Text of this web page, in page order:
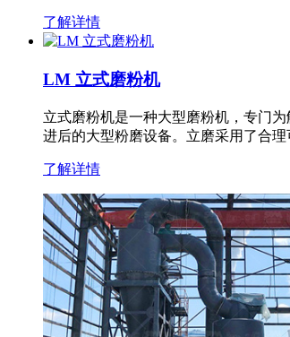
了解详情
LM 立式磨粉机
立式磨粉机是一种大型磨粉机，专门
进后的大型粉磨设备。立磨采用了合
了解详情